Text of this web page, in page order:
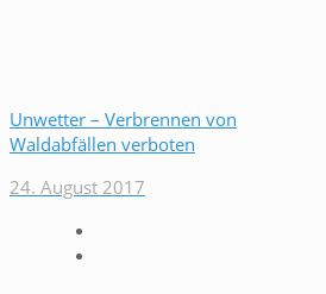
Unwetter – Verbrennen von
Waldabfällen verboten
24. August 2017